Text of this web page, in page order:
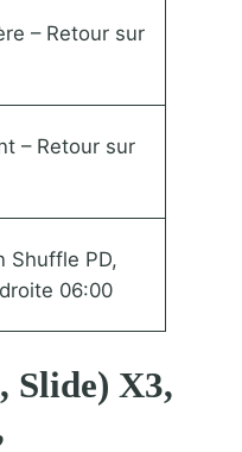
– Retour sur
– Retour sur
Shuffle PD,
06:00
Slide) X3,